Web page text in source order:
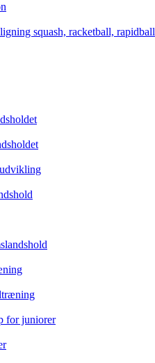
squash, racketball, rapidball
for juniorer